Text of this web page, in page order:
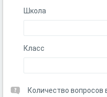
Школа
Класс
Количество вопросов